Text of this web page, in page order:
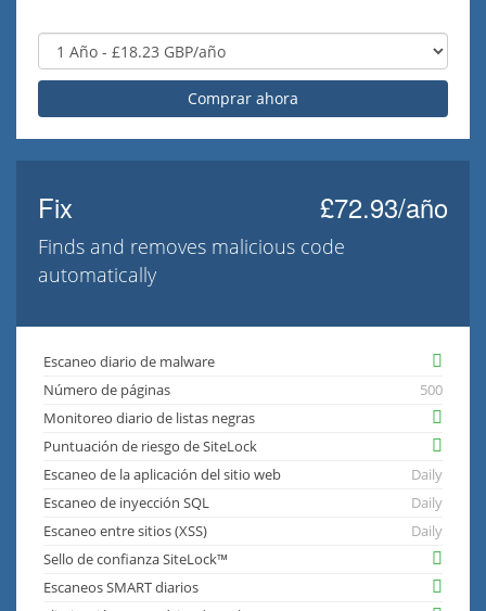
Comprar ahora
Fix £72.93/año
Finds and removes malicious code
automatically
Escaneo diario de malware
Número de páginas
500
Monitoreo diario de listas negras
Puntuación de riesgo de SiteLock
Escaneo de la aplicación del sitio web
Daily
Escaneo de inyección SQL
Daily
Escaneo entre sitios (XSS)
Daily
Sello de confianza SiteLock™
Escaneos SMART diarios